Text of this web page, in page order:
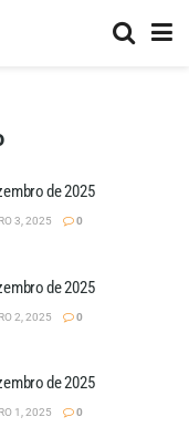
de 2025
3, 2025 0
de 2025
2, 2025 0
de 2025
1, 2025 0